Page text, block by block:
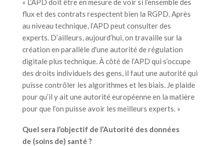
« L’APD doit être en mesure de voir si l’ensemble des
flux et des contrats respectent bien la RGPD. Après
au niveau technique, l’APD peut consulter des
experts. D’ailleurs, aujourd’hui, on travaille sur la
création en parallèle d'une autorité de régulation
digitale plus technique. À côté de l’APD qui s’occupe
des droits individuels des gens, il faut une autorité qui
puisse contrôler les algorithmes et les biais. Je plaide
pour qu’il y ait une autorité européenne en la matière
pour que l’on puisse avoir les meilleurs experts. »
Quel sera l’objectif de l’Autorité des données
de (soins de) santé ?